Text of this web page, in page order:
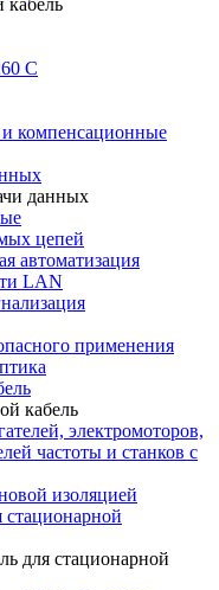
кабель
С
компенсационные
данных
цепей
автоматизация
LAN
применения
кабель
электромоторов,
частоты и станков с
изоляцией
стационарной
для стационарной